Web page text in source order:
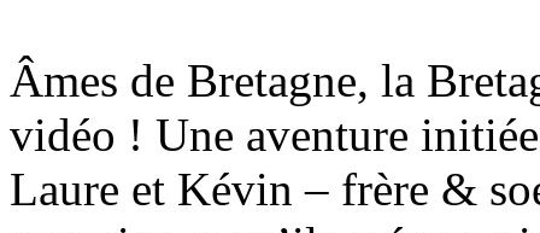
Âmes de Bretagne, la
vidéo ! Une aventure
Laure et Kévin – frère &